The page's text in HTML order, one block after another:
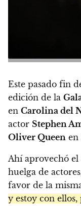
Este pasado fin
edición de la
en Carolina del
actor Stephen
Oliver Queen en
Ahí aprovechó
huelga de
favor de la
y estoy con